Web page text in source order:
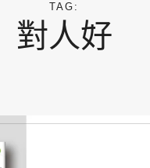
TAG:
對人好